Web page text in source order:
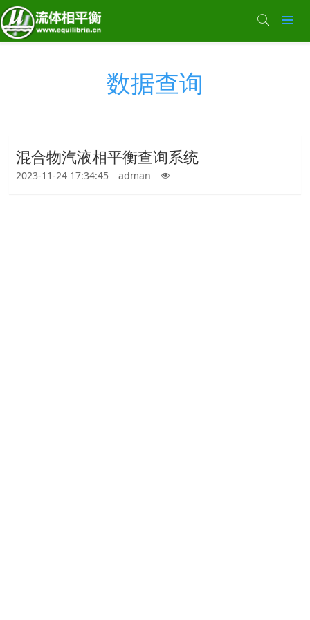
数据查询
混合物汽液相平衡查询系统
2023-11-24 17:34:45 adman